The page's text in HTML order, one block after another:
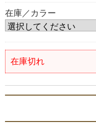
在庫／カラー
在庫切れ